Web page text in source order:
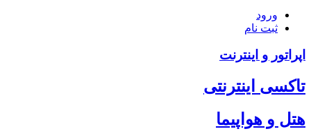
ورود
ثبت نام
اپراتور و اینترنت
تاکسی اینترنتی
هتل و هواپیما